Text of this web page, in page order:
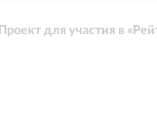
Проект для участия в